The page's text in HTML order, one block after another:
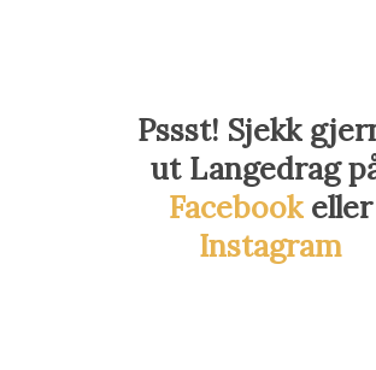
Pssst! Sjekk
ut Langedrag
Facebookeller
Instagram